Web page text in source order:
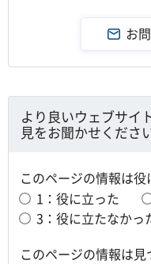
より良いウェブサイ
見をお聞かせくださ
このページの情報は役
1：役に立った
3：役に立たなかっ
このページの情報は